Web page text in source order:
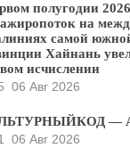
полугодии
на
самой
Хайнань
исчислении
06 Авг 2026
—
06 Авг 2026